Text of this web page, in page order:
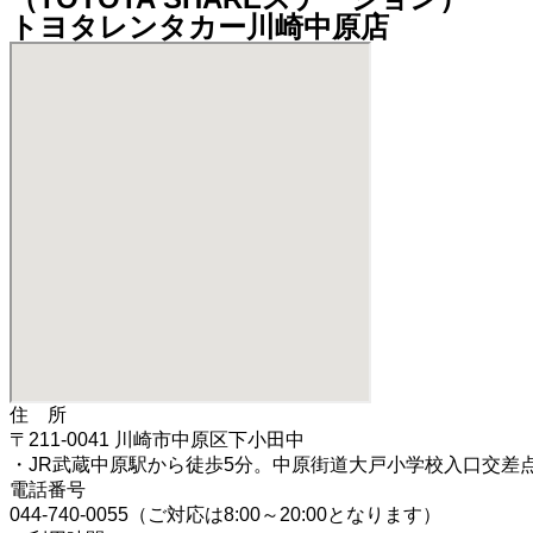
トヨタレンタカー川崎中原店
住 所
〒211-0041 川崎市中原区下小田中
・JR武蔵中原駅から徒歩5分。中原街道大戸小学校入口交差
電話番号
044-740-0055（ご対応は8:00～20:00となります）